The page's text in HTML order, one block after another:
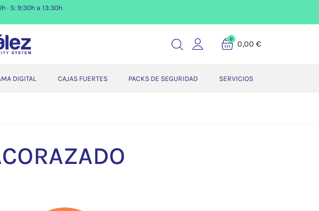
· S: 9:30h a 13:30h
0 0,00 €
DIGITAL CAJAS FUERTES PACKS DE SEGURIDAD SERVICIOS